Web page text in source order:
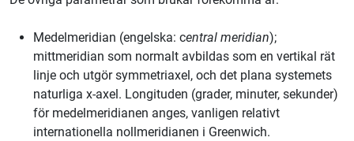
Medelmeridian (engelska: central meridian);
mittmeridian som normalt avbildas som en vertikal rät
linje och utgör symmetriaxel, och det plana systemets
naturliga x-axel. Longituden (grader, minuter, sekunder)
för medelmeridianen anges, vanligen relativt
internationella nollmeridianen i Greenwich.